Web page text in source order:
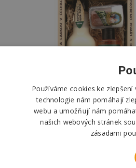
Pivrncova pivní
Používáme cookies ke
technologie nám pomáhají
webu a umožňují nám
našich webových stránek
zásadami